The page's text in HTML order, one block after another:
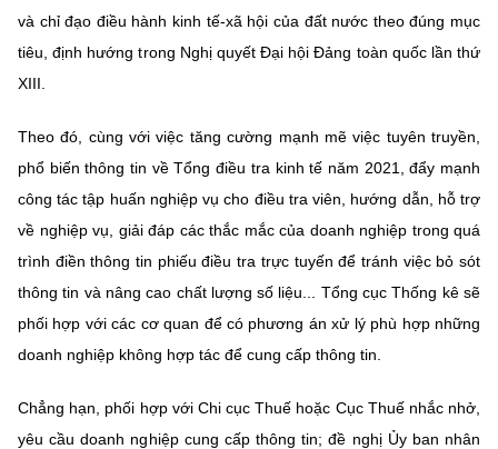
và chỉ đạo điều hành kinh tế-xã hội của đất nước theo đúng mục
tiêu, định hướng trong Nghị quyết Đại hội Đảng toàn quốc lần thứ
XIII.
Theo đó, cùng với việc tăng cường mạnh mẽ việc tuyên truyền,
phổ biến thông tin về Tổng điều tra kinh tế năm 2021, đẩy mạnh
công tác tập huấn nghiệp vụ cho điều tra viên, hướng dẫn, hỗ trợ
về nghiệp vụ, giải đáp các thắc mắc của doanh nghiệp trong quá
trình điền thông tin phiếu điều tra trực tuyến để tránh việc bỏ sót
thông tin và nâng cao chất lượng số liệu... Tổng cục Thống kê sẽ
phối hợp với các cơ quan để có phương án xử lý phù hợp những
doanh nghiệp không hợp tác để cung cấp thông tin.
Chẳng hạn, phối hợp với Chi cục Thuế hoặc Cục Thuế nhắc nhở,
yêu cầu doanh nghiệp cung cấp thông tin; đề nghị Ủy ban nhân